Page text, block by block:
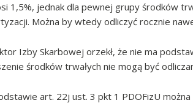
1,5%, jednak dla pewnej grupy środków
Można by wtedy odliczyć rocznie
Izby Skarbowej orzekł, że nie ma
środków trwałych nie mogą być
art. 22j ust. 3 pkt 1 PDOFizU